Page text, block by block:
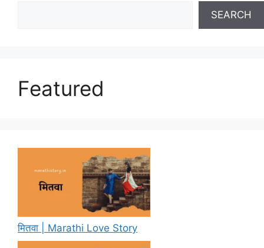
SEARCH
Featured
मितवा | Marathi Love Story